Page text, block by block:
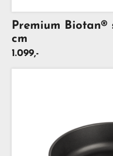
Premium Biotan®
cm
1.099,-